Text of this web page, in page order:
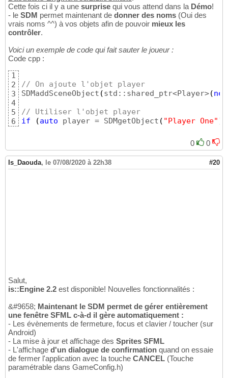
Cette fois ci il y a une surprise qui vous attend dans la Démo!
- le SDM permet maintenant de donner des noms (Oui des
vrais noms ^^) à vos objets afin de pouvoir mieux les
contrôler.
Voici un exemple de code qui fait sauter le joueur :
Code cpp :
1
2
3
4
5
6
// On ajoute l'objet player
SDMaddSceneObject (std::shared_ptr<Player>(new
// Utiliser l'objet player
if
(auto player = SDMgetObject ( "Player One" )
0 0
Is_Daouda, le 07/08/2020 à 22h38 #20
Salut,
is::Engine 2.2 est disponible! Nouvelles fonctionnalités :
&#9658; Maintenant le SDM permet de gérer entièrement
une fenêtre SFML c-à-d il gère automatiquement :
- Les évènements de fermeture, focus et clavier / toucher (sur
Android)
- La mise à jour et affichage des Sprites SFML
- L'affichage d'un dialogue de confirmation quand on essaie
de fermer l'application avec la touche CANCEL (Touche
paramétrable dans GameConfig.h)